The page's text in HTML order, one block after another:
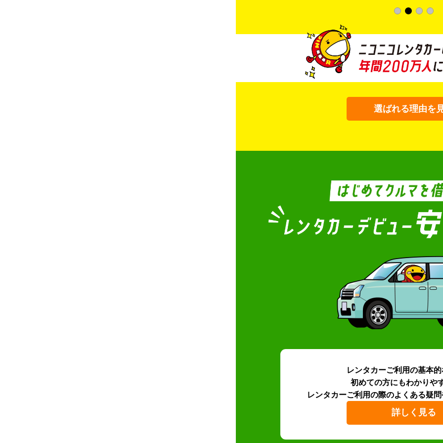
選ばれる理由を
レンタカーご利用の基本
初めての方にもわかりや
レンタカーご利用の際のよくある疑問
詳しく見る